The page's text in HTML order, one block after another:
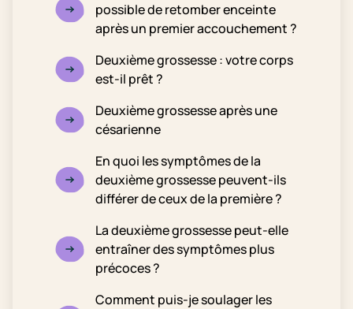
possible de retomber enceinte
après un premier accouchement ?
Deuxième grossesse : votre corps
est-il prêt ?
Deuxième grossesse après une
césarienne
En quoi les symptômes de la
deuxième grossesse peuvent-ils
différer de ceux de la première ?
La deuxième grossesse peut-elle
entraîner des symptômes plus
précoces ?
Comment puis-je soulager les